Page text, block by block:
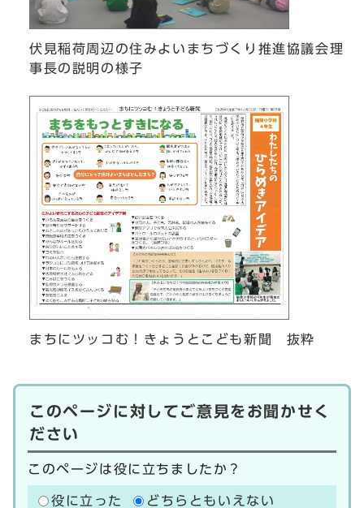
伏見稲荷周辺の住みよいまちづくり推進協議会理
事長の説明の様子
まちにツッコむ！きょうとこども新聞 抜粋
このページに対してご意見をお聞かせく
ださい
このページは役に立ちましたか？
役に立った どちらともいえない